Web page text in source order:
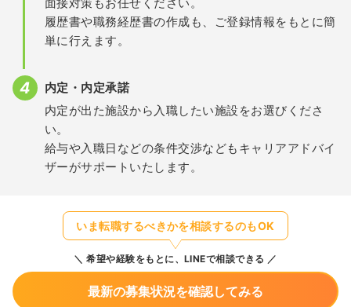
履歴書や職務経歴書の作成も、ご登録情報をもとに簡
単に行えます。
内定・内定承諾
内定が出た施設から入職したい施設をお選びくださ
い。
給与や入職日などの条件交渉などもキャリアアドバイ
ザーがサポートいたします。
いま転職するべきかを相談するのもOK
希望や経験をもとに、LINEで相談できる
最新の募集状況を確認してみる